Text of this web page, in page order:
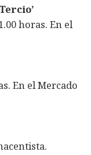
horas. En el
En el Mercado